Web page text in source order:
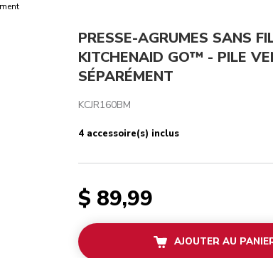
PRESSE-AGRUMES SANS
KITCHENAID GO™ - PILE
SÉPARÉMENT
KCJR160BM
4 accessoire(s) inclus
$ 89,99
AJOUTER AU